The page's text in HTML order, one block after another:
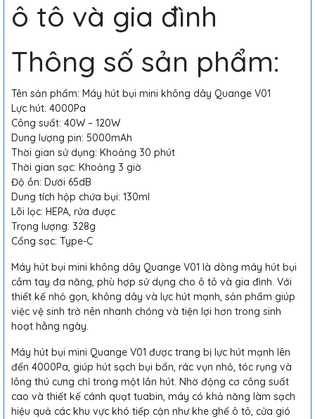
ô tô và gia đình
Thông số sản phẩm:
Tên sản phẩm: Máy hút bụi mini không dây Quange V01
Lực hút: 4000Pa
Công suất: 40W – 120W
Dung lượng pin: 5000mAh
Thời gian sử dụng: Khoảng 30 phút
Thời gian sạc: Khoảng 3 giờ
Độ ồn: Dưới 65dB
Dung tích hộp chứa bụi: 130ml
Lõi lọc: HEPA, rửa được
Trọng lượng: 328g
Cổng sạc: Type-C
Máy hút bụi mini không dây Quange V01 là dòng máy hút bụi
cầm tay đa năng, phù hợp sử dụng cho ô tô và gia đình. Với
thiết kế nhỏ gọn, không dây và lực hút mạnh, sản phẩm giúp
việc vệ sinh trở nên nhanh chóng và tiện lợi hơn trong sinh
hoạt hằng ngày.
Máy hút bụi mini Quange V01 được trang bị lực hút mạnh lên
đến 4000Pa, giúp hút sạch bụi bẩn, rác vụn nhỏ, tóc rụng và
lông thú cưng chỉ trong một lần hút. Nhờ động cơ công suất
cao và thiết kế cánh quạt tuabin, máy có khả năng làm sạch
hiệu quả các khu vực khó tiếp cận như khe ghế ô tô, cửa gió